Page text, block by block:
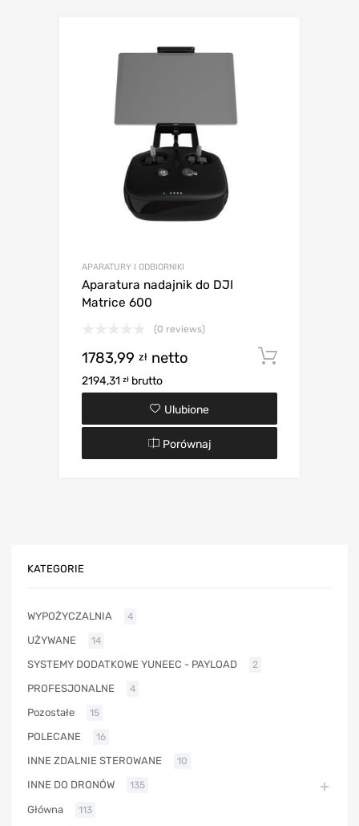
APARATURY I ODBIORNIKI
Aparatura nadajnik do DJI
Matrice 600
(0 reviews)
1783,99 zł netto
2194,31 zł brutto
Ulubione
Porównaj
KATEGORIE
WYPOŻYCZALNIA 4
UŻYWANE 14
SYSTEMY DODATKOWE YUNEEC - PAYLOAD 2
PROFESJONALNE 4
Pozostałe 15
POLECANE 16
INNE ZDALNIE STEROWANE 10
INNE DO DRONÓW 135
Główna 113